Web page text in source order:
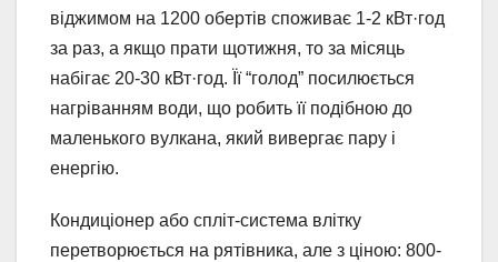
віджимом на 1200 обертів споживає 1-2 кВт·год
за раз, а якщо прати щотижня, то за місяць
набігає 20-30 кВт·год. Її “голод” посилюється
нагріванням води, що робить її подібною до
маленького вулкана, який вивергає пару і
енергію.
Кондиціонер або спліт-система влітку
перетворюється на рятівника, але з ціною: 800-